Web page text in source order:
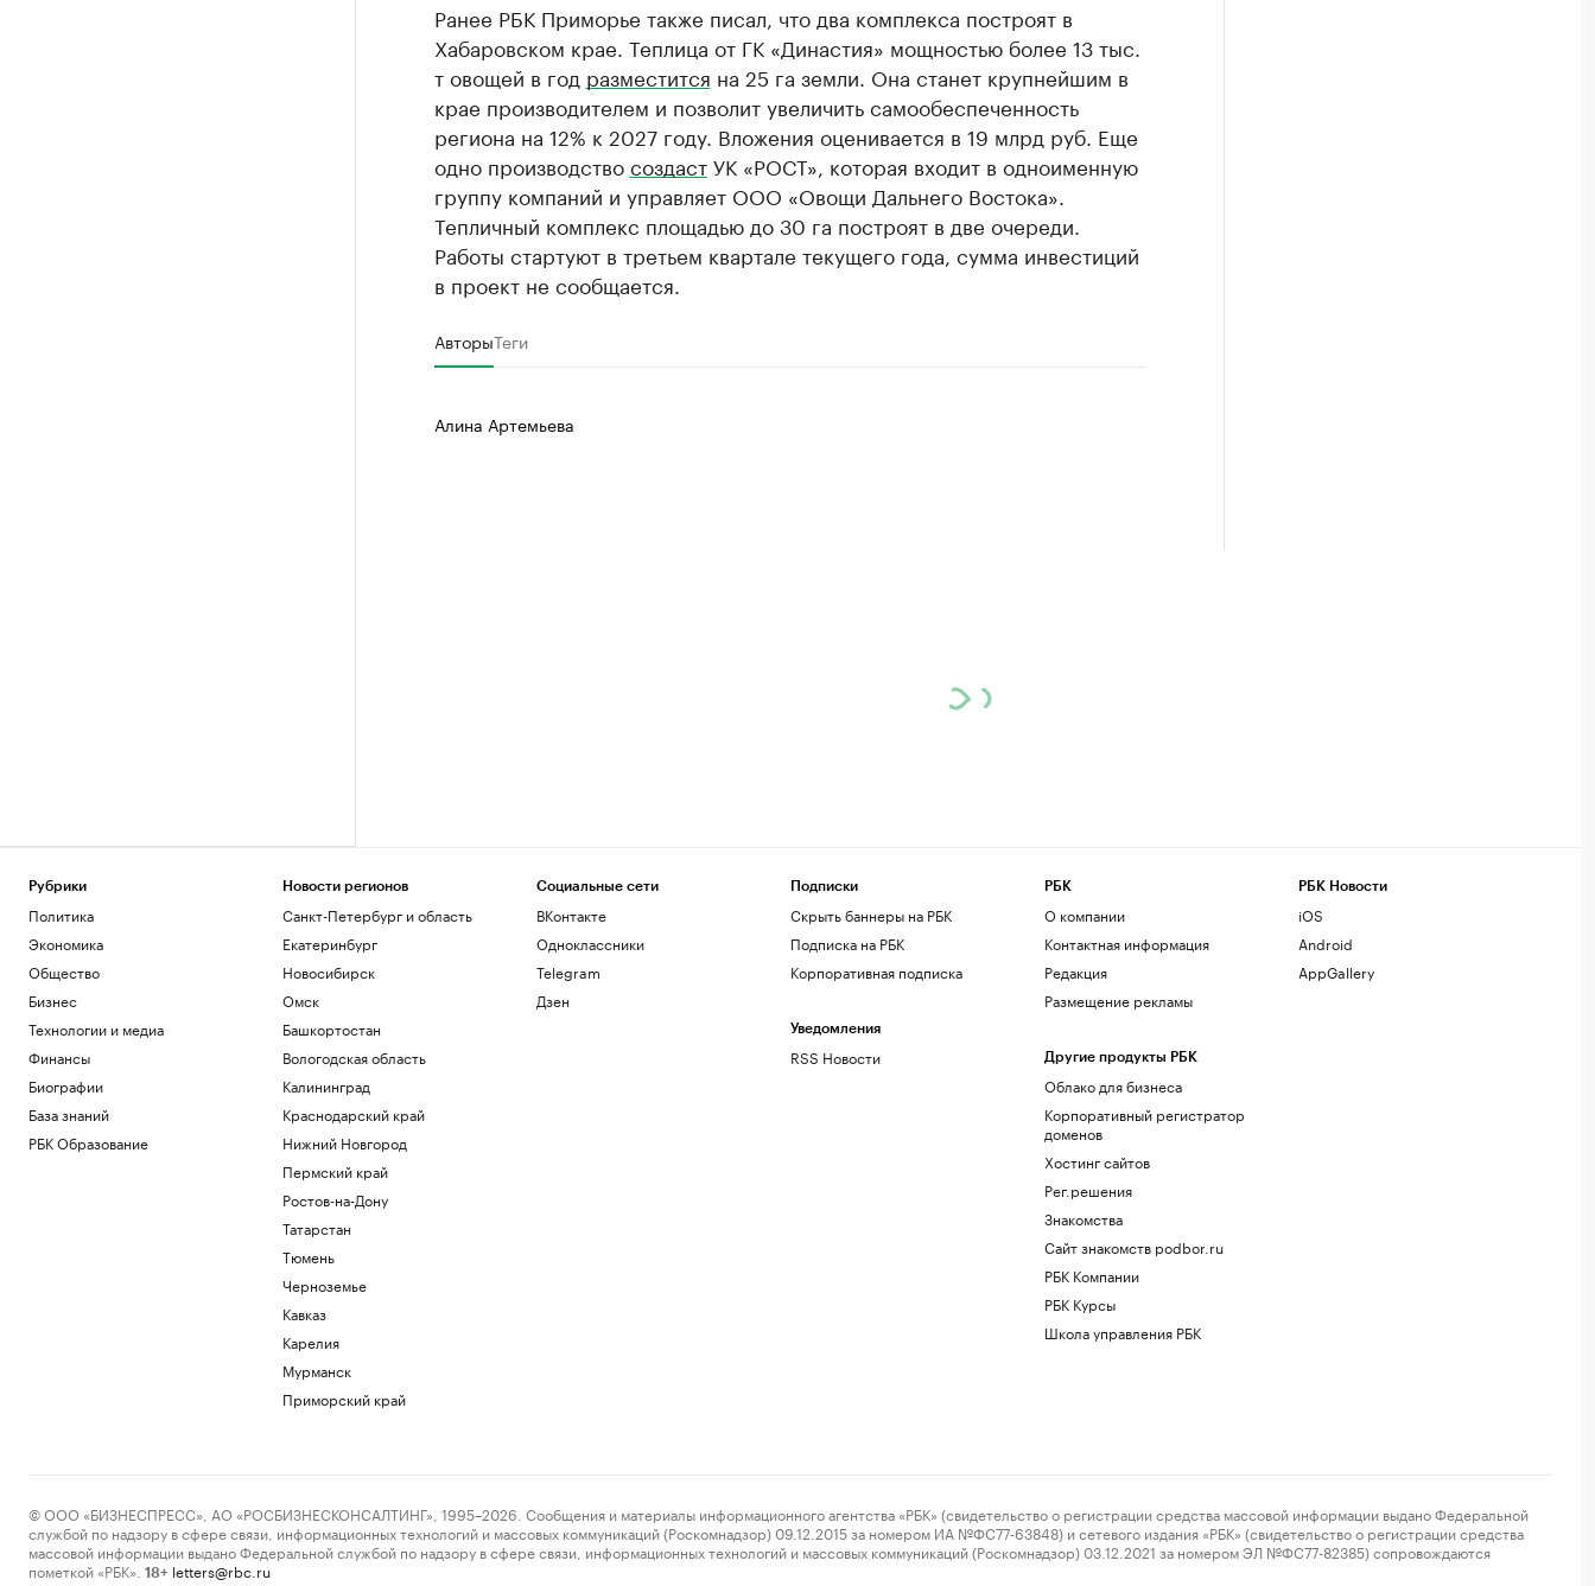
Ранее РБК Приморье также писал, что два комплекса построят в
Хабаровском крае. Теплица от ГК «Династия» мощностью более 13 тыс.
т овощей в год разместится на 25 га земли. Она станет крупнейшим в
крае производителем и позволит увеличить самообеспеченность
региона на 12% к 2027 году. Вложения оценивается в 19 млрд руб. Еще
одно производствосоздастУК «РОСТ», которая входит в одноименную
группу компаний и управляет ООО «Овощи Дальнего Востока».
Тепличный комплекс площадью до 30 га построят в две очереди.
Работы стартуют в третьем квартале текущего года, сумма инвестиций
в проект не сообщается.
АвторыТеги
Алина Артемьева
Рубрики
Политика
Экономика
Общество
Бизнес
Технологии и медиа
Финансы
Биографии
База знаний
РБК Образование
Новости регионов
Санкт-Петербург и область
Екатеринбург
Новосибирск
Омск
Башкортостан
Вологодская область
Калининград
Краснодарский край
Нижний Новгород
Пермский край
Ростов-на-Дону
Татарстан
Тюмень
Черноземье
Кавказ
Карелия
Мурманск
Приморский край
Социальные сети
ВКонтакте
Одноклассники
Telegram
Дзен
Подписки
Скрыть баннеры на РБК
Подписка на РБК
Корпоративная подписка
Уведомления
RSS Новости
РБК
О компании
Контактная информация
Редакция
Размещение рекламы
Другие продукты РБК
Облако для бизнеса
Корпоративный регистратор
доменов
Хостинг сайтов
Рег.решения
Знакомства
Сайт знакомств podbor.ru
РБК Компании
РБК Курсы
Школа управления РБК
РБК Новости
iOS
Android
AppGallery
© ООО «БИЗНЕСПРЕСС», АО «РОСБИЗНЕСКОНСАЛТИНГ», 1995–2026. Сообщения и материалы информационного агентства «РБК» (свидетельство о регистрации средства массовой информации выдано Федеральной
службой по надзору в сфере связи, информационных технологий и массовых коммуникаций (Роскомнадзор) 09.12.2015 за номером ИА №ФС77-63848) и сетевого издания «РБК» (свидетельство о регистрации средства
массовой информации выдано Федеральной службой по надзору в сфере связи, информационных технологий и массовых коммуникаций (Роскомнадзор) 03.12.2021 за номером ЭЛ №ФС77-82385) сопровождаются
пометкой «РБК».
18+ letters@rbc.ru